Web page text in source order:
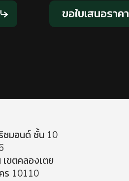
ขอใบเสนอราคา
ชมอนด์ ชั้น 10
ขตคลองเตย
ร 10110